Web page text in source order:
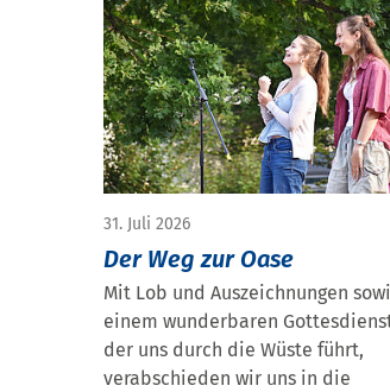
31. Juli 2026
Der Weg zur Oase
Mit Lob und Auszeichnungen
einem wunderbaren
der uns durch die Wüste führt,
verabschieden wir uns in die